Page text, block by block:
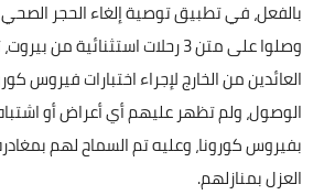
وصلوا على متن 3 رحلات استثنائية من
العائدين من الخارج لإجراء اختبارات فيروس
الوصول، ولم تظهر عليهم أي أعراض أو
بفيروس كورونا، وعليه تم السماح لهم
العزل بمنازلهم.